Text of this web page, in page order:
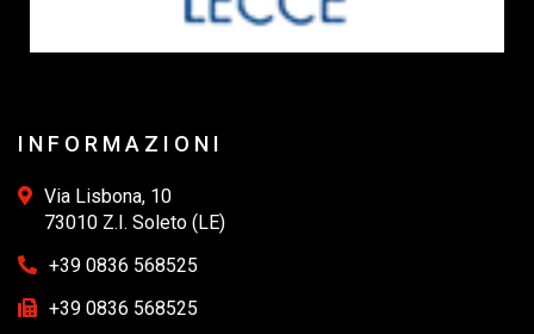
INFORMAZIONI
Via Lisbona, 10
73010 Z.I. Soleto (LE)
+39 0836 568525
+39 0836 568525